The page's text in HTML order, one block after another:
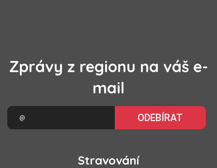
Zprávy z regionu na váš e-
mail
ODEBÍRAT
Stravování